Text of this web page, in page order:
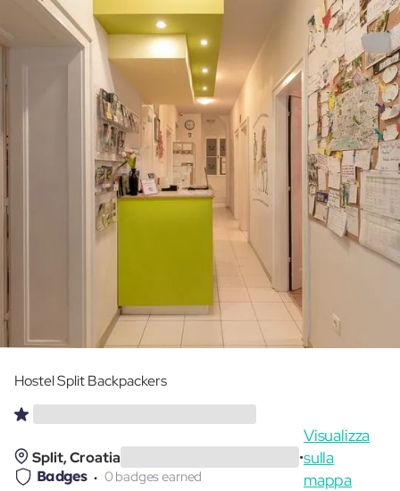
Hostel Split Backpackers
Split, Croatia •
Visualizza
sulla
mappa
Badges 0 badges earned